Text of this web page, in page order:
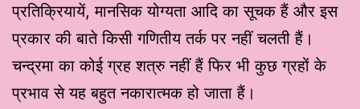
प्रतिक्रियायें, मानसिक योग्यता आदि का सूचक हैं और इस
प्रकार की बाते किसी गणितीय तर्क पर नहीं चलती हैं।
चन्द्रमा का कोई ग्रह शत्रु नहीं हैं फिर भी कुछ ग्रहों के
प्रभाव से यह बहुत नकारात्मक हो जाता हैं।